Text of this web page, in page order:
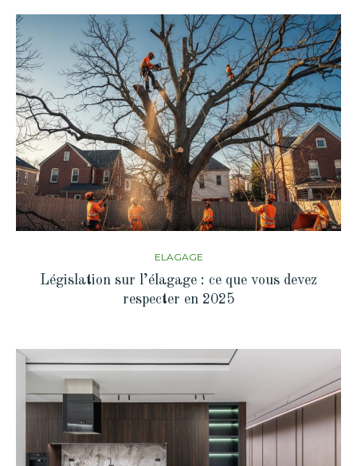
ELAGAGE
Législation sur l’élagage : ce que vous devez
respecter en 2025